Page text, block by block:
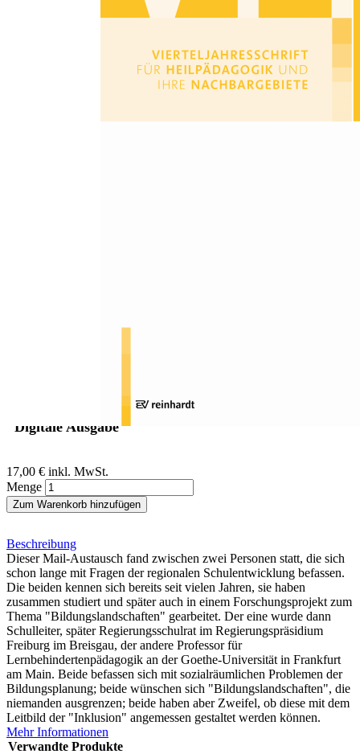
Bildungslandschaften - Pläne
Digitale Ausgabe
17,00 € inkl. MwSt.
Menge
Zum Warenkorb hinzufügen
Beschreibung
Dieser Mail-Austausch fand zwischen zwei Personen statt, die sich
schon lange mit Fragen der regionalen Schulentwicklung befassen.
Die beiden kennen sich bereits seit vielen Jahren, sie haben
zusammen studiert und später auch in einem Forschungsprojekt zum
Thema "Bildungslandschaften" gearbeitet. Der eine wurde dann
Schulleiter, später Regierungsschulrat im Regierungspräsidium
Freiburg im Breisgau, der andere Professor für
Lernbehindertenpädagogik an der Goethe-Universität in Frankfurt
am Main. Beide befassen sich mit sozialräumlichen Problemen der
Bildungsplanung; beide wünschen sich "Bildungslandschaften", die
niemanden ausgrenzen; beide haben aber Zweifel, ob diese mit dem
Leitbild der "Inklusion" angemessen gestaltet werden können.
Mehr Informationen
Verwandte Produkte